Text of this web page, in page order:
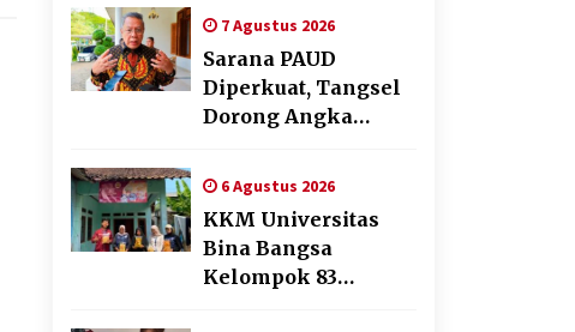
Pengelolaan ,
Perumdam TKR
Didesak Transparan
7 Agustus 2026
Sarana PAUD
Diperkuat, Tangsel
Dorong Angka
Terus Meningkat
6 Agustus 2026
KKM Universitas
Bina Bangsa
Kelompok 83